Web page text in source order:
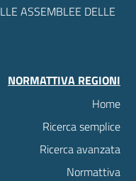
ASSEMBLEE DELLE
NORMATTIVA REGIONI
Home
Ricerca semplice
Ricerca avanzata
Normattiva